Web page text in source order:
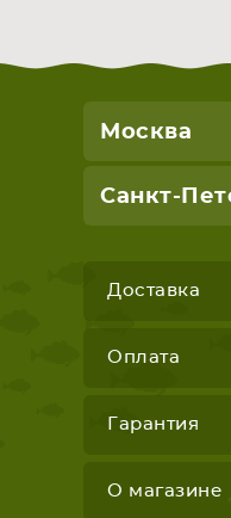
Москва
Санкт-
Доставка
Оплата
Гарантия
О магазине